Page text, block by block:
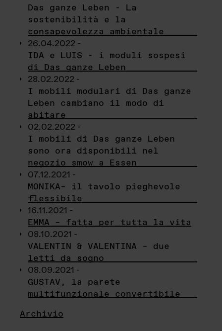
Das ganze Leben - La
sostenibilità e la
consapevolezza ambientale
26.04.2022 -
IDA e LUIS - i moduli sospesi
di Das ganze Leben
28.02.2022 -
I mobili modulari di Das ganze
Leben cambiano il modo di
abitare
02.02.2022 -
I mobili di Das ganze Leben
sono ora disponibili nel
negozio smow a Essen
07.12.2021 -
MONIKA– il tavolo pieghevole
flessibile
16.11.2021 -
EMMA – fatta per tutta la vita
08.10.2021 -
VALENTIN & VALENTINA – due
letti da sogno
08.09.2021 -
GUSTAV, la parete
multifunzionale convertibile
Archivio